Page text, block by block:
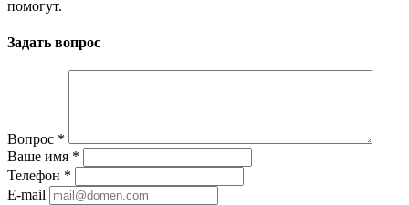
помогут.
Задать вопрос
Вопрос *
Ваше имя *
Телефон *
E-mail